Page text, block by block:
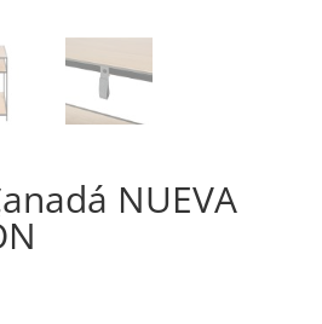
NUEVA